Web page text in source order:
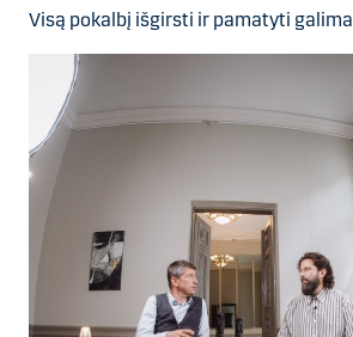
Visą pokalbį išgirsti ir pamatyti galima